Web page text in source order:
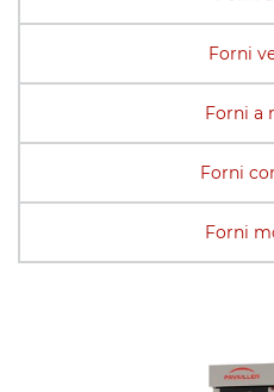
Forni
Forni a
Forni
Forni